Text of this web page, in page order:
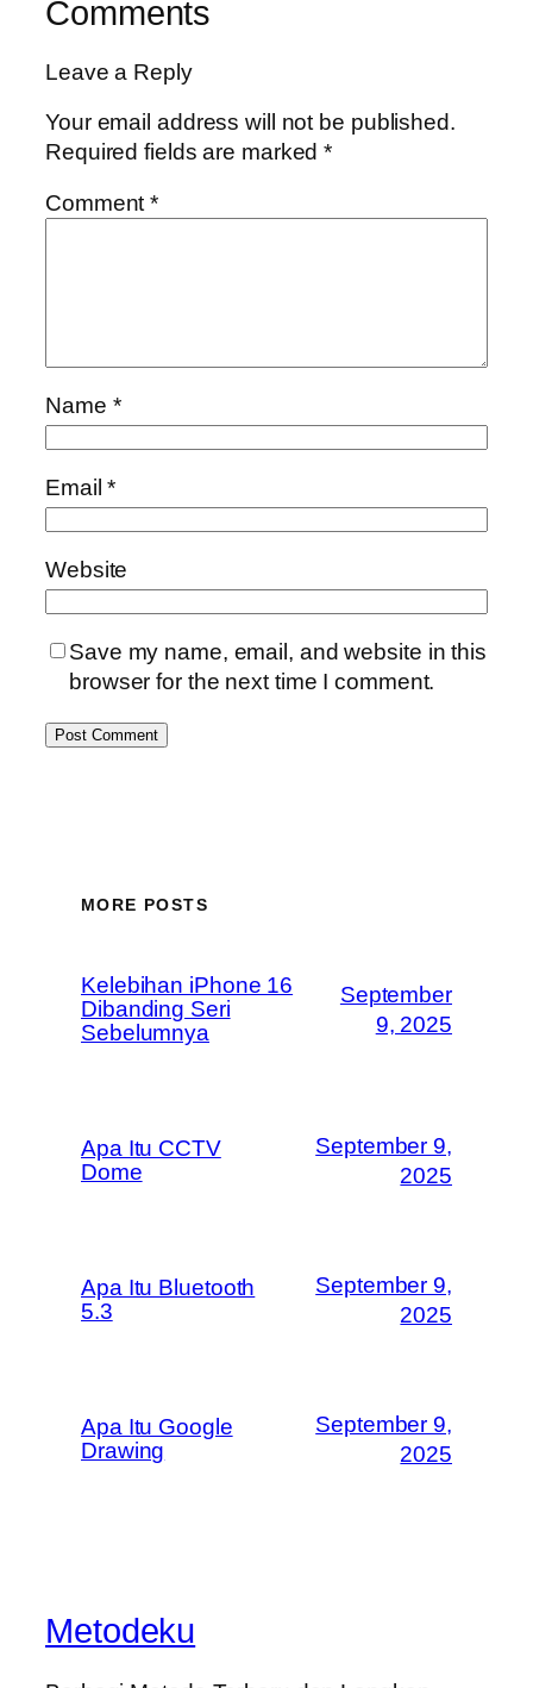
Comments
Leave a Reply
Your email address will not be published.
Required fields are marked*
Comment*
Name *
Email*
Website
Save my name, email, and website in this
browser for the next time I comment.
MORE POSTS
Kelebihan iPhone 16
Dibanding Seri
Sebelumnya
September
9, 2025
Apa Itu CCTV
Dome
September 9,
2025
Apa Itu Bluetooth
5.3
September 9,
2025
Apa Itu Google
Drawing
September 9,
2025
Metodeku